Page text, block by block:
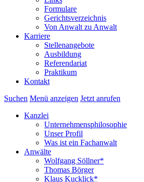
Formulare
Gerichtsverzeichnis
Von Anwalt zu Anwalt
Karriere
Stellenangebote
Ausbildung
Referendariat
Praktikum
Kontakt
Suchen Menü anzeigen Jetzt anrufen
Kanzlei
Unternehmensphilosophie
Unser Profil
Was ist ein Fachanwalt
Anwälte
Wolfgang Söllner*
Thomas Börger
Klaus Kucklick*